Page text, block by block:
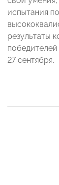
испытания
результаты
27 сентября.